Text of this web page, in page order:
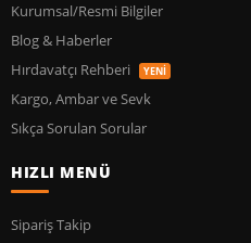
Kurumsal/Resmi Bilgiler
Blog & Haberler
Hırdavatçı Rehberi
YENİ
Kargo, Ambar ve Sevk
Sıkça Sorulan Sorular
HIZLI MENÜ
Sipariş Takip